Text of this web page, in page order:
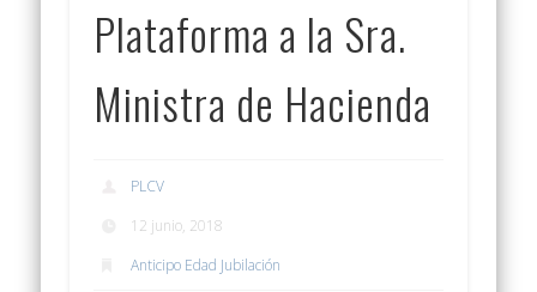
Plataforma a la Sra.
Ministra de Hacienda
PLCV
12 junio, 2018
Anticipo Edad Jubilación